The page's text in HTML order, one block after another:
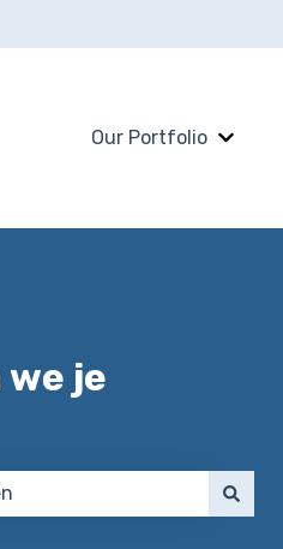
voor vertalingen
Our Portfolio
je